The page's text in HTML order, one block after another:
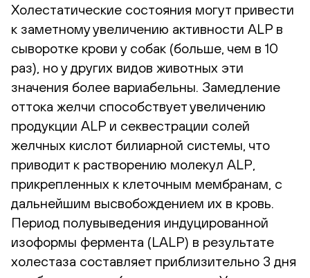
Холестатические состояния могут привести
к заметному увеличению активности ALP в
сыворотке крови у собак (больше, чем в 10
раз), но у других видов животных эти
значения более вариабельны. Замедление
оттока желчи способствует увеличению
продукции ALP и секвестрации солей
желчных кислот билиарной системы, что
приводит к растворению молекул ALP,
прикрепленных к клеточным мембранам, с
дальнейшим высвобождением их в кровь.
Период полувыведения индуцированной
изоформы фермента (LALP) в результате
холестаза составляет приблизительно 3 дня